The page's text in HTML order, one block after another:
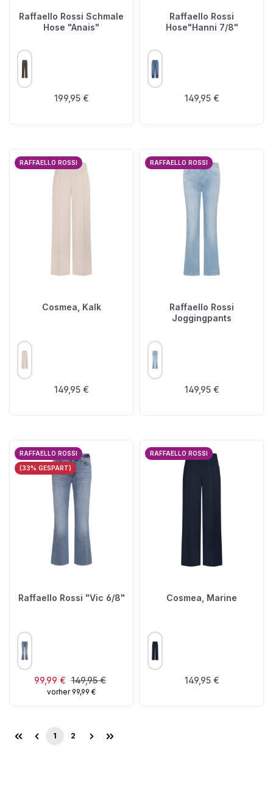
Raffaello Rossi Schmale
Hose "Anais"
FARBE
Regulärer Preis:
199,95 €
Raffaello Rossi
Hose"Hanni 7/8"
FARBE
Regulärer Preis:
149,95 €
RAFFAELLO ROSSI
Cosmea, Kalk
FARBE
Regulärer Preis:
149,95 €
RAFFAELLO ROSSI
Raffaello Rossi
Joggingpants
FARBE
Regulärer Preis:
149,95 €
RAFFAELLO ROSSI
(33% GESPART)
Raffaello Rossi "Vic 6/8"
FARBE
Verkaufspreis:
99,99 € Regulärer Preis:
149,95 €
vorher 99,99 €
RAFFAELLO ROSSI
Cosmea, Marine
FARBE
Regulärer Preis:
149,95 €
Seite
1 Seite
2